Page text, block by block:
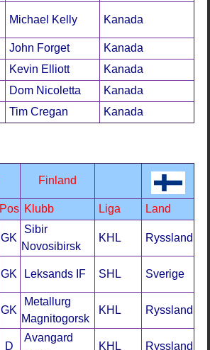
Michael Kelly Kanada
John Forget
Kanada
Kevin Elliott
Kanada
Dom Nicoletta
Kanada
Tim Cregan Kanada
Finland
Pos Klubb Liga Land
GK
Sibir
Novosibirsk
KHL Ryssland
GK Leksands IF SHL Sverige
GK
Metallurg
Magnitogorsk
KHL Ryssland
D
Avangard
KHL Ryssland